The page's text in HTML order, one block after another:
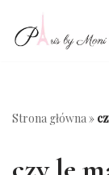
Przejdź
Strona główna »